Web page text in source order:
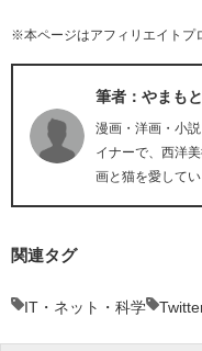
※本ページはアフィリエイトプ
筆者：やまも
漫画・洋画・小
イナーで、西洋
画と猫を愛してい
関連タグ
IT・ネット・科学